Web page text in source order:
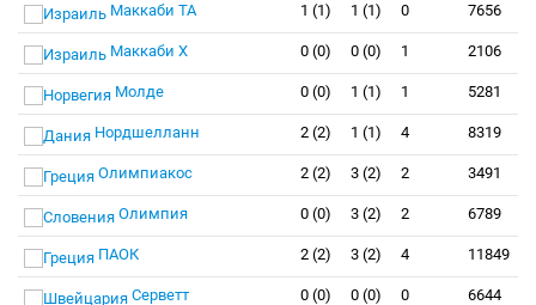
Маккаби ТА 1 (1) 1 (1) 0 7656
Маккаби Х 0 (0) 0 (0) 1 2106
Молде 0 (0) 1 (1) 1 5281
Нордшелланн 2 (2) 1 (1) 4 8319
Олимпиакос 2 (2) 3 (2) 2 3491
Олимпия 0 (0) 3 (2) 2 6789
ПАОК 2 (2) 3 (2) 4 11849
Серветт 0 (0) 0 (0) 0 6644